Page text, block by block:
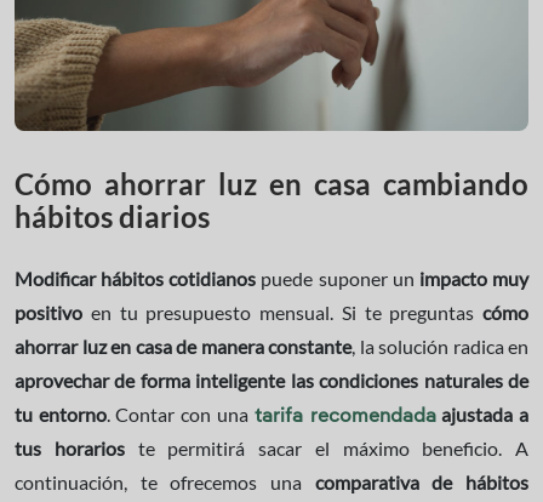
Cómo ahorrar luz en casa cambiando
hábitos diarios
Modificar hábitos cotidianos puede suponer un impacto muy
positivo en tu presupuesto mensual. Si te preguntas cómo
ahorrar luz en casa de manera constante, la solución radica en
aprovechar de forma inteligente las condiciones naturales de
tu entorno. Contar con una tarifa recomendadaajustada a
tus horarioste permitirá sacar el máximo beneficio. A
continuación, te ofrecemos una comparativa de hábitos